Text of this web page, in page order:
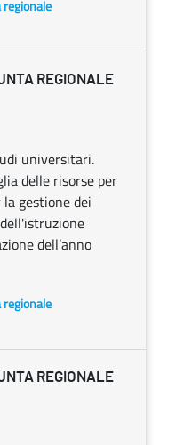
regionale
REGIONALE
universitari.
delle risorse per
gestione dei
dell’anno
regionale
REGIONALE